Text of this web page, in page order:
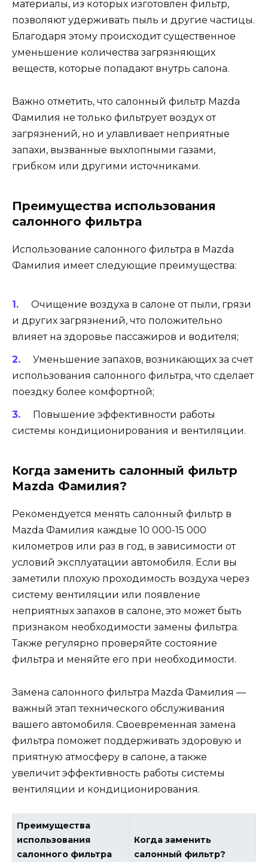
материалы, из которых изготовлен фильтр,
позволяют удерживать пыль и другие частицы.
Благодаря этому происходит существенное
уменьшение количества загрязняющих
веществ, которые попадают внутрь салона.
Важно отметить, что салонный фильтр Mazda
Фамилия не только фильтрует воздух от
загрязнений, но и улавливает неприятные
запахи, вызванные выхлопными газами,
грибком или другими источниками.
Преимущества использования
салонного фильтра
Использование салонного фильтра в Mazda
Фамилия имеет следующие преимущества:
Очищение воздуха в салоне от пыли, грязи
и других загрязнений, что положительно
влияет на здоровье пассажиров и водителя;
Уменьшение запахов, возникающих за счет
использования салонного фильтра, что сделает
поездку более комфортной;
Повышение эффективности работы
системы кондиционирования и вентиляции.
Когда заменить салонный фильтр
Mazda Фамилия?
Рекомендуется менять салонный фильтр в
Mazda Фамилия каждые 10 000-15 000
километров или раз в год, в зависимости от
условий эксплуатации автомобиля. Если вы
заметили плохую проходимость воздуха через
систему вентиляции или появление
неприятных запахов в салоне, это может быть
признаком необходимости замены фильтра.
Также регулярно проверяйте состояние
фильтра и меняйте его при необходимости.
Замена салонного фильтра Mazda Фамилия —
важный этап технического обслуживания
вашего автомобиля. Своевременная замена
фильтра поможет поддерживать здоровую и
приятную атмосферу в салоне, а также
увеличит эффективность работы системы
вентиляции и кондиционирования.
Преимущества
использования
салонного фильтра
Когда заменить
салонный фильтр?